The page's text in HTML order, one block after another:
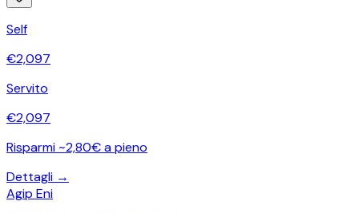
Self
€2,097
Servito
€2,097
Risparmi ~2,80€ a pieno
Dettagli →
Agip Eni